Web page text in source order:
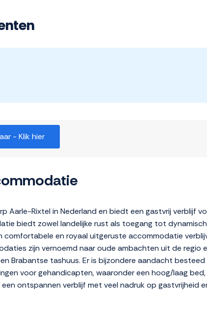
- Klik hier
Aarle-Rixtel in Nederland en biedt een gastvrij verblijf
biedt zowel landelijke rust als toegang tot
comfortabele en royaal uitgeruste accommodatie
zijn vernoemd naar oude ambachten uit de regio
Brabantse tashuus. Er is bijzondere aandacht
voor gehandicapten, waaronder een hoog/laag
ontspannen verblijf met veel nadruk op gastvrijheid